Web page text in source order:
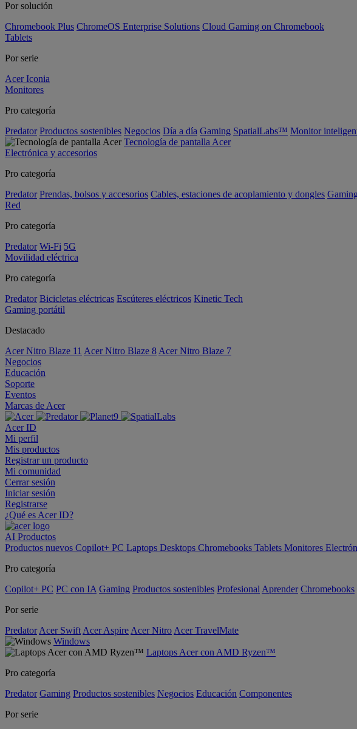
Por solución
Chromebook Plus ChromeOS Enterprise Solutions Cloud Gaming on Chromebook
Tablets
Por serie
Acer Iconia
Monitores
Pro categoría
Predator Productos sostenibles Negocios Día a día Gaming SpatialLabs™ Monitor
Tecnología de pantalla Acer
Electrónica y accesorios
Pro categoría
Predator Prendas, bolsos y accesorios Cables, estaciones de acoplamiento y dongles Gaming
Red
Pro categoría
Predator Wi-Fi 5G
Movilidad eléctrica
Pro categoría
Predator Bicicletas eléctricas Escúteres eléctricos Kinetic Tech
Gaming portátil
Destacado
Acer Nitro Blaze 11 Acer Nitro Blaze 8 Acer Nitro Blaze 7
Negocios
Educación
Soporte
Eventos
Marcas de Acer
Acer ID
Mi perfil
Mis productos
Registrar un producto
Mi comunidad
Cerrar sesión
Iniciar sesión
Registrarse
¿Qué es Acer ID?
AI Productos
Productos nuevos Copilot+ PC Laptops Desktops Chromebooks Tablets Monitores
Pro categoría
Copilot+ PC PC con IA Gaming Productos sostenibles Profesional Aprender Chromebooks
Por serie
Predator Acer Swift Acer Aspire Acer Nitro Acer TravelMate
Windows
Laptops Acer con AMD Ryzen™
Pro categoría
Predator Gaming Productos sostenibles Negocios Educación Componentes
Por serie